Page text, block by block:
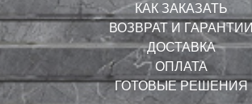
КАК ЗАКАЗАТЬ
ВОЗВРАТ И ГАРАНТИИ
ДОСТАВКА
ОПЛАТА
ГОТОВЫЕ РЕШЕНИЯ